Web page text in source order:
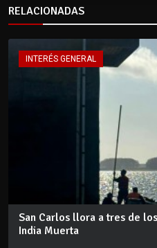
RELACIONADAS
INTERÉS GENERAL
San Carlos llora a tres de
India Muerta